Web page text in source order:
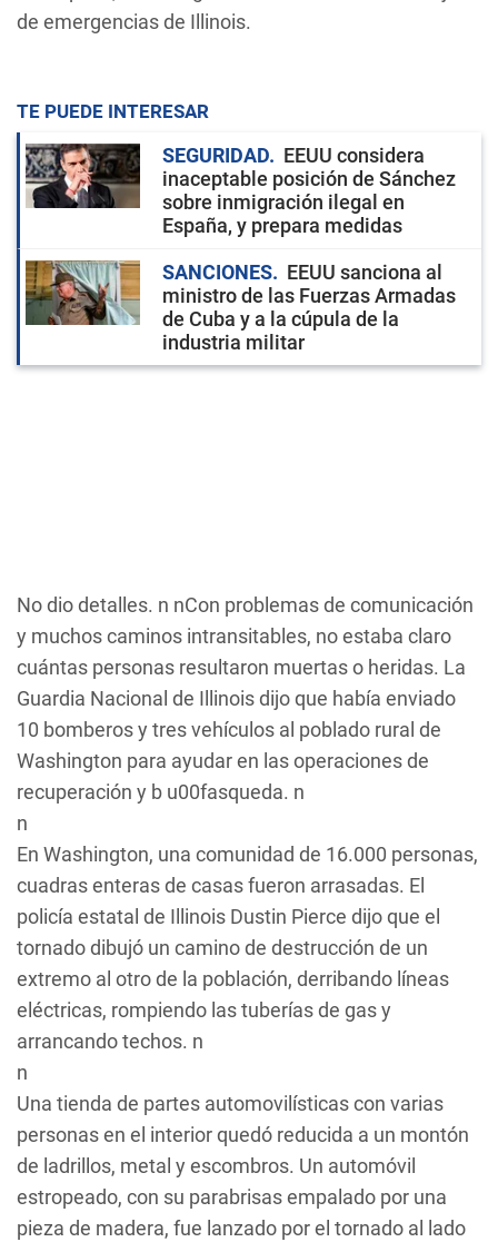
de emergencias de Illinois.
TE PUEDE INTERESAR
SEGURIDAD
EEUU considera
inaceptable posición de Sánchez
sobre inmigración ilegal en
España, y prepara medidas
SANCIONES
EEUU sanciona al
ministro de las Fuerzas Armadas
de Cuba y a la cúpula de la
industria militar
No dio detalles. n nCon problemas de comunicación
y muchos caminos intransitables, no estaba claro
cuántas personas resultaron muertas o heridas. La
Guardia Nacional de Illinois dijo que había enviado
10 bomberos y tres vehículos al poblado rural de
Washington para ayudar en las operaciones de
recuperación y b u00fasqueda. n
n
En Washington, una comunidad de 16.000 personas,
cuadras enteras de casas fueron arrasadas. El
policía estatal de Illinois Dustin Pierce dijo que el
tornado dibujó un camino de destrucción de un
extremo al otro de la población, derribando líneas
eléctricas, rompiendo las tuberías de gas y
arrancando techos. n
n
Una tienda de partes automovilísticas con varias
personas en el interior quedó reducida a un montón
de ladrillos, metal y escombros. Un automóvil
estropeado, con su parabrisas empalado por una
pieza de madera, fue lanzado por el tornado al lado